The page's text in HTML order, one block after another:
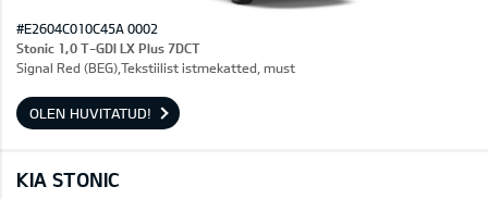
#E2604C010C45A 0002
Stonic 1,0 T-GDI LX Plus 7DCT
Signal Red (BEG),Tekstiilist istmekatted, must
OLEN HUVITATUD!
KIA STONIC